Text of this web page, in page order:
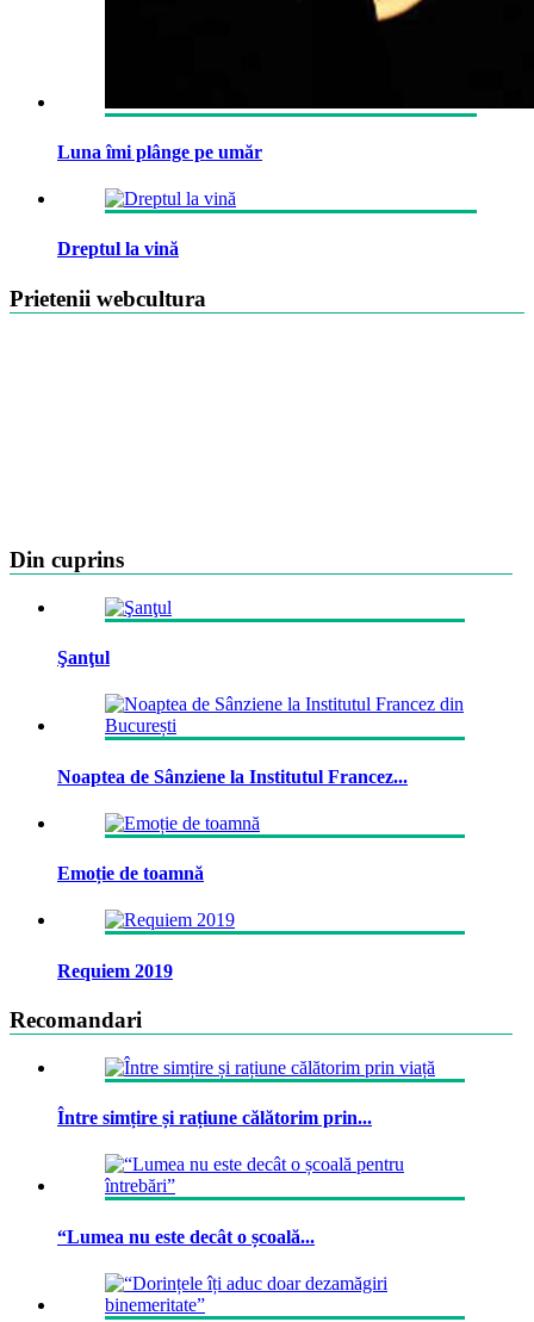
Luna îmi plânge pe umăr
Dreptul la vină
Prietenii webcultura
Din cuprins
Şanţul
Noaptea de Sânziene la Institutul Francez...
Emoție de toamnă
Requiem 2019
Recomandari
Între simțire și rațiune călătorim prin...
“Lumea nu este decât o școală...